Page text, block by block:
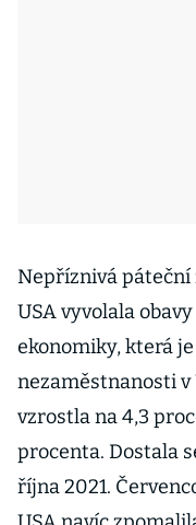
Nepříznivá páteční
USA vyvolala
ekonomiky, která
nezaměstnanosti v
vzrostla na 4,3
procenta. Dostala
října 2021.